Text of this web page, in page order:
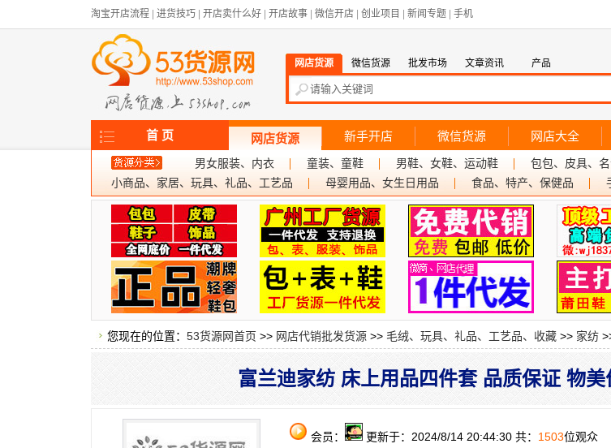
淘宝开店流程 进货技巧 开店卖什么好 开店故事 微信开店 创业项目 新闻专题 手机
网店货源 微信货源 批发市场 文章资讯 产品
首 页 网店货源 新手开店 微信货源 网店大全
男女服装、内衣 童装、童鞋 男鞋、女鞋、运动鞋 包包、皮具、
小商品、家居、玩具、礼品、工艺品
母婴用品、女生日用品 食品、特产、保健品
您现在的位置： 53货源网首页 >> 网店代销批发货源 >> 毛绒、玩具、礼品、工艺品、收藏 >> 家纺
富兰迪家纺 床上用品四件套 品质保证 物美
会员： 更新于：2024/8/14 20:44:30 共： 1503位观众